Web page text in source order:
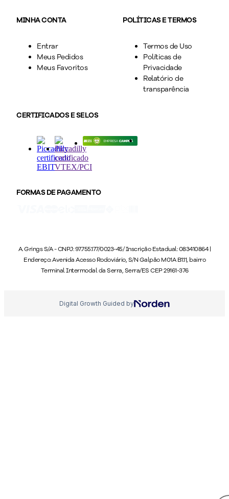
MINHA CONTA
Entrar
Meus Pedidos
Meus Favoritos
POLÍTICAS E TERMOS
Termos de Uso
Políticas de
Privacidade
Relatório de
transparência
CERTIFICADOS E SELOS
FORMAS DE PAGAMENTO
A. Grings S/A - CNPJ: 97.755.177/0023-45/ Inscrição Estadual: 083410864 |
Endereço: Avenida Acesso Rodoviário, S/N Galpão M01A B1.11, bairro
Terminal Intermodal da Serra, Serra/ES CEP 29161-376
Digital Growth Guided by